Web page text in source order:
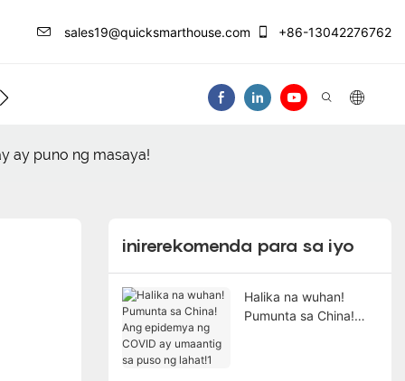
sales19@quicksmarthouse.com +86-13042276762
Ng Impormasyon Makipag-Ugnay Sa
ay puno ng masaya!
inirerekomenda para sa iyo
Halika na wuhan!
Pumunta sa China!